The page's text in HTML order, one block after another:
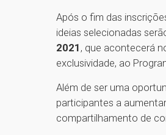
Após o fim das
ideias selecionadas
2021 , que acontecerá
exclusividade, ao
Além de ser uma
participantes a
compartilhamento de